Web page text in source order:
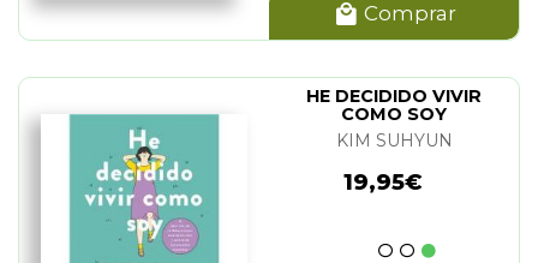
Comprar
HE DECIDIDO VIVIR
COMO SOY
KIM SUHYUN
19,95€